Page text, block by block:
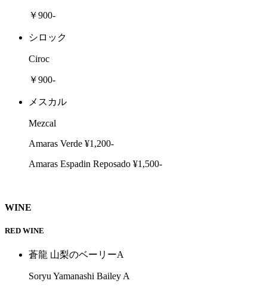
￥900-
シロック
Ciroc
￥900-
メスカル
Mezcal
Amaras Verde ¥1,200-
Amaras Espadin Reposado ¥1,500-
WINE
RED WINE
蒼龍 山梨のベーリーA
Soryu Yamanashi Bailey A